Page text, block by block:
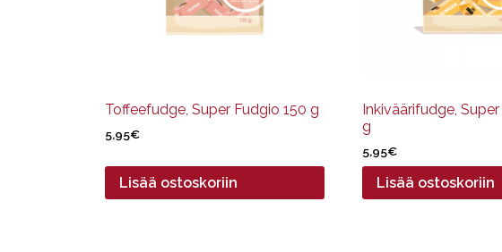
Toffeefudge, Super Fudgio 150 g
5,95€
Lisää ostoskoriin
Inkiväärifudge,
g
5,95€
Lisää ostoskoriin